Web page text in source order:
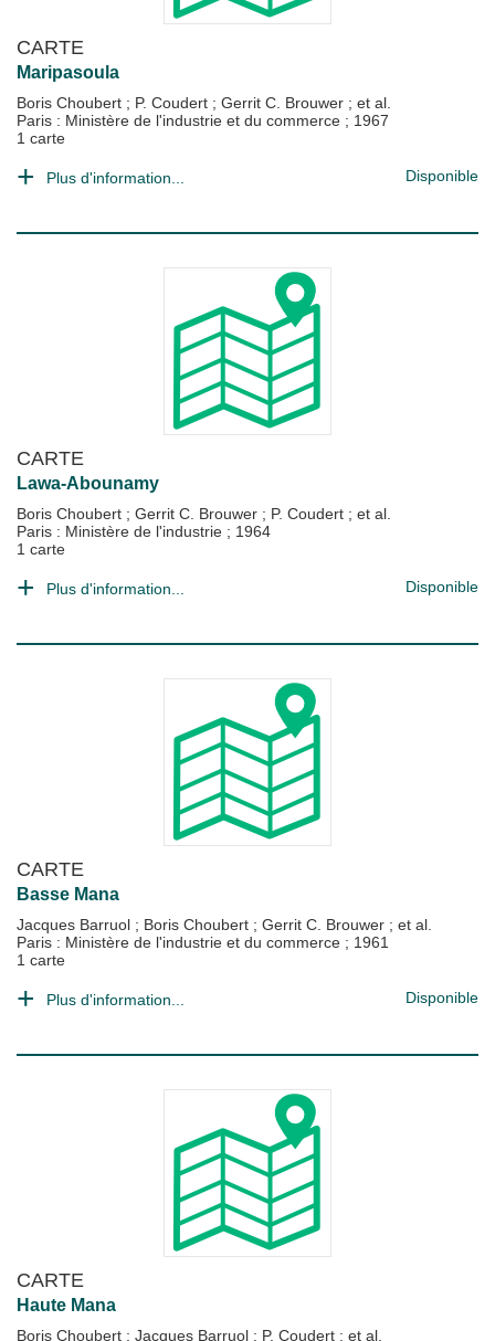
CARTE
Maripasoula
Boris Choubert ; P. Coudert ; Gerrit C. Brouwer ; et al.
Paris : Ministère de l'industrie et du commerce ; 1967
1 carte
Plus d'information... Disponible
CARTE
Lawa-Abounamy
Boris Choubert ; Gerrit C. Brouwer ; P. Coudert ; et al.
Paris : Ministère de l'industrie ; 1964
1 carte
Plus d'information... Disponible
CARTE
Basse Mana
Jacques Barruol ; Boris Choubert ; Gerrit C. Brouwer ; et al.
Paris : Ministère de l'industrie et du commerce ; 1961
1 carte
Plus d'information... Disponible
CARTE
Haute Mana
Boris Choubert ; Jacques Barruol ; P. Coudert ; et al.